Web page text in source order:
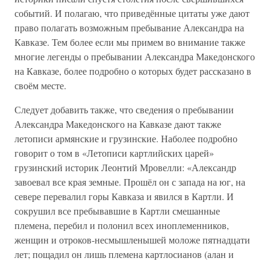
событий. И полагаю, что приведённые цитаты уже дают
право полагать возможным пребывание Александра на
Кавказе. Тем более если мы примем во внимание также
многие легенды о пребывании Александра Македонского
на Кавказе, более подробно о которых будет рассказано в
своём месте.
Следует добавить также, что сведения о пребывании
Александра Македонского на Кавказе дают также
летописи армянские и грузинские. Наболее подробно
говорит о том в «Летописи картлийских царей»
грузинский историк Леонтий Мровелли: «Александр
завоевал все края земные. Прошёл он с запада на юг, на
севере перевалил горы Кавказа и явился в Картли. И
сокрушил все пребывавшие в Картли смешанные
племена, перебил и полонил всех иноплеменников,
женщин и отроков-несмышленышей моложе пятнадцати
лет; пощадил он лишь племена картлосианов (алан и